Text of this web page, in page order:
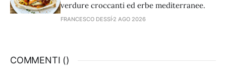
verdure croccanti ed erbe mediterranee.
FRANCESCO DESSÍ 2 AGO 2026
COMMENTI ()